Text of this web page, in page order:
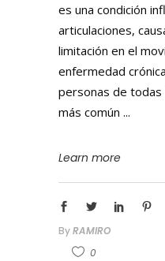
es una condición
articulaciones,
limitación en el
enfermedad
personas de
más común
Learn more
ByRAMIRO
0